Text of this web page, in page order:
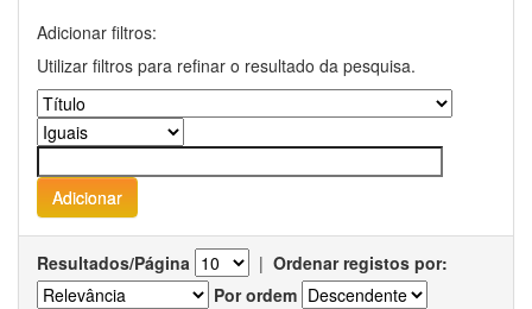
Adicionar filtros:
Utilizar filtros para refinar o resultado da pesquisa.
Resultados/Página | Ordenar registos por:
Por ordem